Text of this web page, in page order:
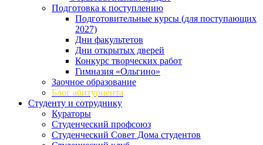
Подготовка к поступлению
Подготовительные курсы (для поступающих
2027)
Дни факультетов
Дни открытых дверей
Конкурс творческих работ
Гимназия «Ольгино»
Заочное образование
Блог абитуриента
Студенту и сотруднику
Кураторы
Студенческий профсоюз
Студенческий Совет Дома студентов